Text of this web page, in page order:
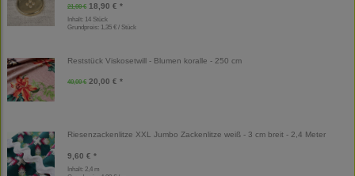
21,00 € 18,90 € *
Inhalt: 14 Stück
Grundpreis: 1,35 € / Stück
Reststück Viskosetwill - Blumen koralle - 250 cm
40,00 € 20,00 € *
Riesenzackenlitze XXL Jumbo Zackenlitze weiß - 3 cm breit - 2,4 Meter
9,60 € *
Inhalt: 2,4 m